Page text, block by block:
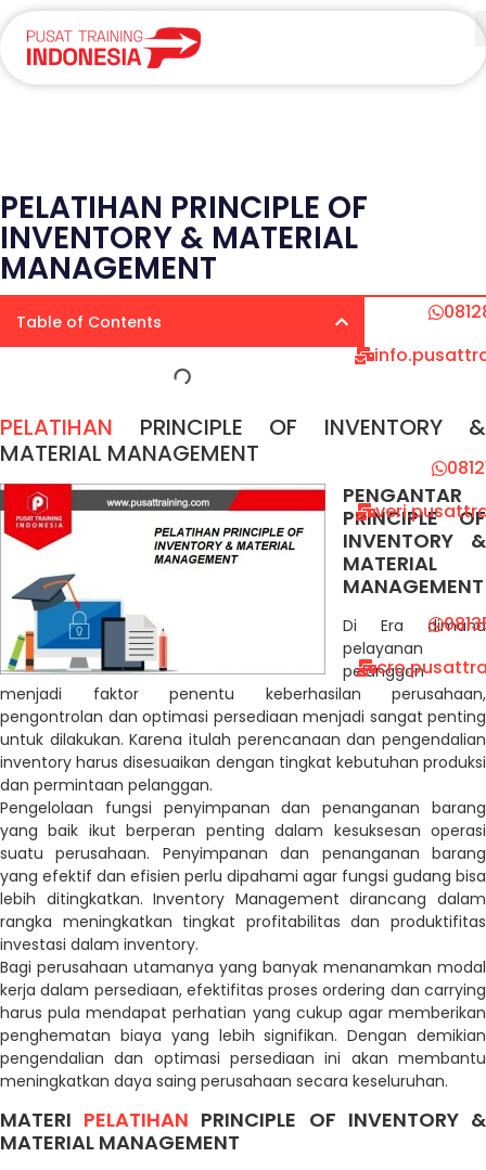
PELATIHAN PRINCIPLE OF
INVENTORY & MATERIAL
MANAGEMENT
Table of Contents
PELATIHAN PRINCIPLE OF INVENTORY &
MATERIAL MANAGEMENT
PENGANTAR
PRINCIPLE OF
INVENTORY &
MATERIAL
MANAGEMENT
Di Era dimana
pelayanan
pelanggan
menjadi faktor penentu keberhasilan perusahaan,
pengontrolan dan optimasi persediaan menjadi sangat penting
untuk dilakukan. Karena itulah perencanaan dan pengendalian
inventory harus disesuaikan dengan tingkat kebutuhan produksi
dan permintaan pelanggan.
Pengelolaan fungsi penyimpanan dan penanganan barang
yang baik ikut berperan penting dalam kesuksesan operasi
suatu perusahaan. Penyimpanan dan penanganan barang
yang efektif dan efisien perlu dipahami agar fungsi gudang bisa
lebih ditingkatkan. Inventory Management dirancang dalam
rangka meningkatkan tingkat profitabilitas dan produktifitas
investasi dalam inventory.
Bagi perusahaan utamanya yang banyak menanamkan modal
kerja dalam persediaan, efektifitas proses ordering dan carrying
harus pula mendapat perhatian yang cukup agar memberikan
penghematan biaya yang lebih signifikan. Dengan demikian
pengendalian dan optimasi persediaan ini akan membantu
meningkatkan daya saing perusahaan secara keseluruhan.
MATERI PELATIHAN PRINCIPLE OF INVENTORY &
MATERIAL MANAGEMENT